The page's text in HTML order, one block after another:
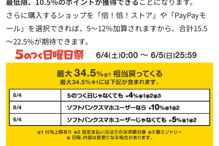
さらに購入するショップを「倍！倍！ストア」や「PayPayモ
ール」を選択できれば、5～12％加算されますから、合計15.5
～22.5％が期待できます。